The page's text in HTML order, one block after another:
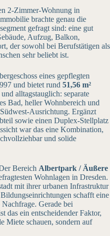
2-Zimmer-Wohnung in
brachte genau die
gefragt sind: eine gut
Aufzug, Balkon,
der sowohl bei Berufstätigen als
sehr beliebt ist.
eines gepflegten
und bietet rund 51,56 m²
alltagstauglich: separate
Bad, heller Wohnbereich und
Ausrichtung. Ergänzt
sowie einen Duplex-Stellplatz
war das eine Kombination,
und solide
Bereich Albertpark / Äußere
Wohnlagen in Dresden.
mit ihrer urbanen Infrastruktur
schafft eine
Gerade bei
das ein entscheidender Faktor,
Miete schauen, sondern auf